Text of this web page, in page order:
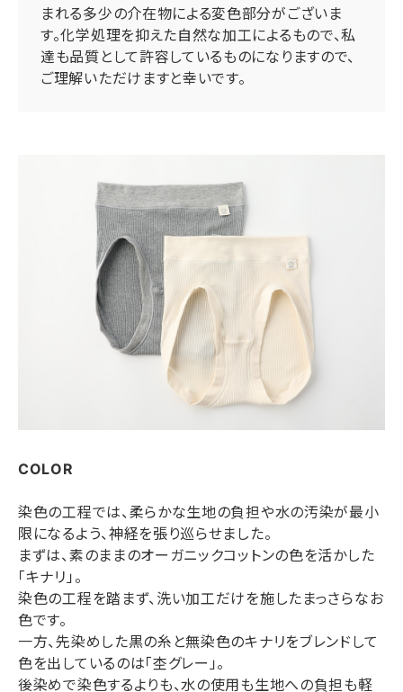
まれる多少の介在物による変色部分がございま
す。化学処理を抑えた自然な加工によるもので、私
達も品質として許容しているものになりますので、
ご理解いただけますと幸いです。
COLOR
染色の工程では、柔らかな生地の負担や水の汚染が最小
限になるよう、神経を張り巡らせました。
まずは、素のままのオーガニックコットンの色を活かした
「キナリ」。
染色の工程を踏まず、洗い加工だけを施したまっさらなお
色です。
一方、先染めした黒の糸と無染色のキナリをブレンドして
色を出しているのは「杢グレー」。
後染めで染色するよりも、水の使用も生地への負担も軽